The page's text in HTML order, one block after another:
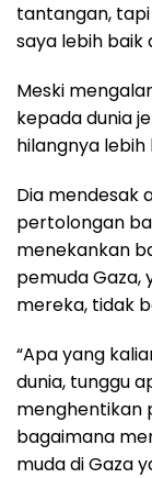
tantangan, tapi
saya lebih baik
Meski
kepada dunia
hilangnya
Dia mendesak
pertolongan
menekankan
pemuda Gaza,
mereka, tidak
“Apa yang
dunia, tunggu
menghentikan
bagaimana
muda di Gaza